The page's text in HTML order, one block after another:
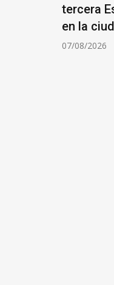
tercera
en la
07/08/2026